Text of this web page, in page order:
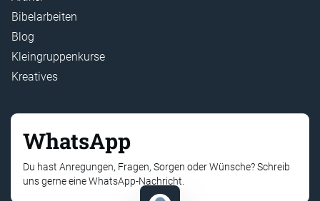
Bibelarbeiten
Blog
Kleingruppenkurse
Kreatives
WhatsApp
Du hast Anregungen, Fragen, Sorgen oder Wünsche? Schreib
uns gerne eine WhatsApp-Nachricht.